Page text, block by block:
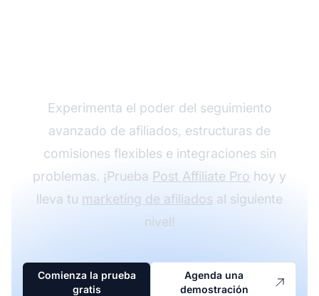
Experimenta el poder del seguimiento
avanzado de afiliados, estructuras de
comisiones flexibles e integraciones sin
problemas. ¡Prueba Post Affiliate Pro hoy y
lleva tu marketing de afiliados al siguiente
nivel!
Comienza la prueba
gratis
Agenda una
demostración